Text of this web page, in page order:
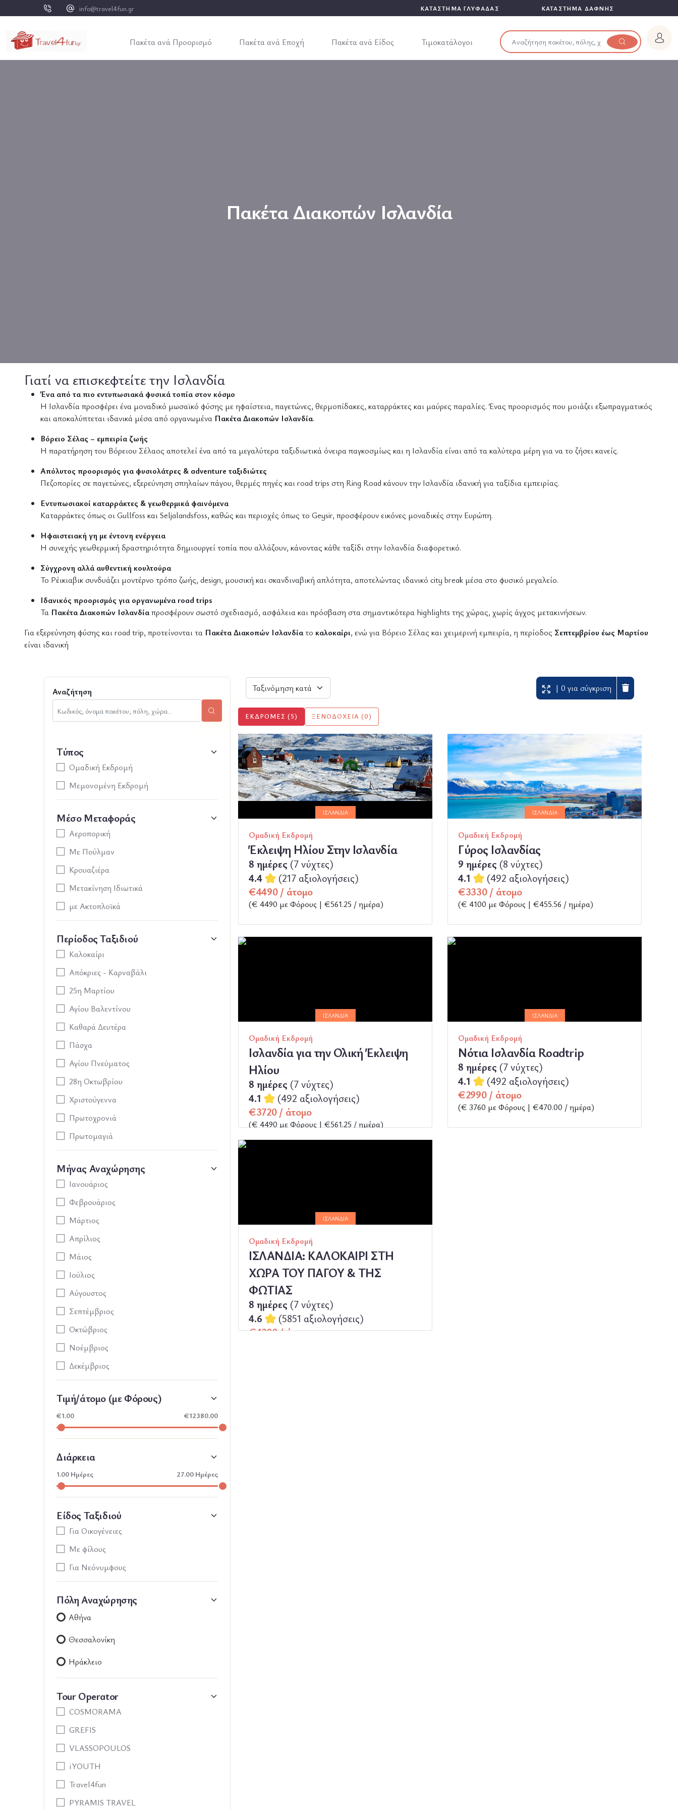
info@travel4fun.gr ΚΑΤΑΣΤΗΜΑ ΓΛΥΦΑΔΑΣ ΚΑΤΑΣΤΗΜΑ ΔΑΦΝΗΣ
Πακέτα ανά Προορισμό Πακέτα ανά Εποχή Πακέτα ανά Είδος Τιμοκατάλογοι
Πακέτα Διακοπών Ισλανδία
Γιατί να επισκεφτείτε την Ισλανδία
Ένα από τα πιο εντυπωσιακά φυσικά τοπία στον κόσμο
Η Ισλανδίαπροσφέρει ένα μοναδικό μωσαϊκό φύσης με ηφαίστεια, παγετώνες, θερμοπίδακες, καταρράκτες και μαύρες παραλίες. Ένας προορισμός που μοιάζει εξωπραγματικός
και αποκαλύπτεται ιδανικά μέσα από οργανωμένα Πακέτα Διακοπών Ισλανδία.
Βόρειο Σέλας – εμπειρία ζωής
Η παρατήρηση του Βόρειου Σέλαος αποτελεί ένα από τα μεγαλύτερα ταξιδιωτικά όνειρα παγκοσμίως και η Ισλανδία είναι από τα καλύτερα μέρη για να το ζήσει κανείς.
Απόλυτος προορισμός για φυσιολάτρες & adventure ταξιδιώτες
Πεζοπορίες σε παγετώνες, εξερεύνηση σπηλαίων πάγου, θερμές πηγές και road trips στη Ring Road κάνουν την Ισλανδία ιδανική για ταξίδια εμπειρίας.
Εντυπωσιακοί καταρράκτες & γεωθερμικά φαινόμενα
Καταρράκτες όπως οι Gullfoss και Seljalandsfoss, καθώς και περιοχές όπως το Geysir, προσφέρουν εικόνες μοναδικές στην Ευρώπη.
Ηφαιστειακή γη με έντονη ενέργεια
Η συνεχής γεωθερμική δραστηριότητα δημιουργεί τοπία που αλλάζουν, κάνοντας κάθε ταξίδι στην Ισλανδία διαφορετικό.
Σύγχρονη αλλά αυθεντική κουλτούρα
Το Ρέικιαβικ συνδυάζει μοντέρνο τρόπο ζωής, design, μουσική και σκανδιναβική απλότητα, αποτελώντας ιδανικό city break μέσα στο φυσικό μεγαλείο.
Ιδανικός προορισμός για οργανωμένα road trips
Τα Πακέτα Διακοπών Ισλανδίαπροσφέρουν σωστό σχεδιασμό, ασφάλεια και πρόσβαση στα σημαντικότερα highlights της χώρας, χωρίς άγχος μετακινήσεων.
Για εξερεύνηση φύσης και road trip, προτείνονται τα Πακέτα Διακοπών Ισλανδίατο καλοκαίρι, ενώ για Βόρειο Σέλας και χειμερινή εμπειρία, η περίοδος Σεπτεμβρίου έως Μαρτίου
είναι ιδανική
Αναζήτηση
Τύπος
Ομαδική Εκδρομή
Μεμονομένη Εκδρομή
Μέσο Μεταφοράς
Αεροπορική
Με Πούλμαν
Κρουαζιέρα
Μετακίνηση Ιδιωτικά
με Ακτοπλοϊκά
Περίοδος Ταξιδιού
Καλοκαίρι
Απόκριες - Καρναβάλι
25η Μαρτίου
Αγίου Βαλεντίνου
Καθαρά Δευτέρα
Πάσχα
Αγίου Πνεύματος
28η Οκτωβρίου
Χριστούγεννα
Πρωτοχρονιά
Πρωτομαγιά
Μήνας Αναχώρησης
Ιανουάριος
Φεβρουάριος
Μάρτιος
Απρίλιος
Μάιος
Ιούλιος
Αύγουστος
Σεπτέμβριος
Οκτώβριος
Νοέμβριος
Δεκέμβριος
Τιμή/άτομο (με Φόρους)
€1.00 €12380.00
Διάρκεια
1.00 Ημέρες 27.00 Ημέρες
Είδος Ταξιδιού
Για Οικογένειες
Με φίλους
Για Νεόνυμφους
Πόλη Αναχώρησης
Αθήνα
Θεσσαλονίκη
Ηράκλειο
Tour Operator
COSMORAMA
GREFIS
VLASSOPOULOS
iYOUTH
Travel4fun
PYRAMIS TRAVEL
| 0 για σύγκριση
ΕΚΔΡΟΜΈΣ (5) ΞΕΝΟΔΟΧΕΊΑ (0)
ΙΣΛΑΝΔΊΑ
Ομαδική Εκδρομή
Έκλειψη Ηλίου Στην Ισλανδία
8 ημέρες (7 νύχτες)
4.4
(217 αξιολογήσεις)
€4490 / άτομο
(€ 4490 με Φόρους | €561.25 / ημέρα)
ΙΣΛΑΝΔΊΑ
Ομαδική Εκδρομή
Γύρος Ισλανδίας
9 ημέρες (8 νύχτες)
4.1
(492 αξιολογήσεις)
€3330 / άτομο
(€ 4100 με Φόρους | €455.56 / ημέρα)
ΙΣΛΑΝΔΊΑ
Ομαδική Εκδρομή
Ισλανδία για την Ολική Έκλειψη
Ηλίου
8 ημέρες (7 νύχτες)
4.1
(492 αξιολογήσεις)
€3720 / άτομο
(€ 4490 με Φόρους | €561.25 / ημέρα)
ΙΣΛΑΝΔΊΑ
Ομαδική Εκδρομή
Νότια Ισλανδία Roadtrip
8 ημέρες (7 νύχτες)
4.1
(492 αξιολογήσεις)
€2990 / άτομο
(€ 3760 με Φόρους | €470.00 / ημέρα)
ΙΣΛΑΝΔΊΑ
Ομαδική Εκδρομή
ΙΣΛΑΝΔΙΑ: ΚΑΛΟΚΑΙΡΙ ΣΤΗ
ΧΩΡΑ ΤΟΥ ΠΑΓΟΥ & ΤΗΣ
ΦΩΤΙΑΣ
8 ημέρες (7 νύχτες)
4.6
(5851 αξιολογήσεις)
€4200 / άτομο